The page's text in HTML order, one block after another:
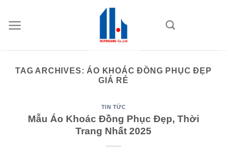
content
TAG ARCHIVES: ÁO KHOÁC ĐỒNG PHỤC ĐẸP
GIÁ RẺ
TIN TỨC
Mẫu Áo Khoác Đồng Phục Đẹp, Thời
Trang Nhất 2025